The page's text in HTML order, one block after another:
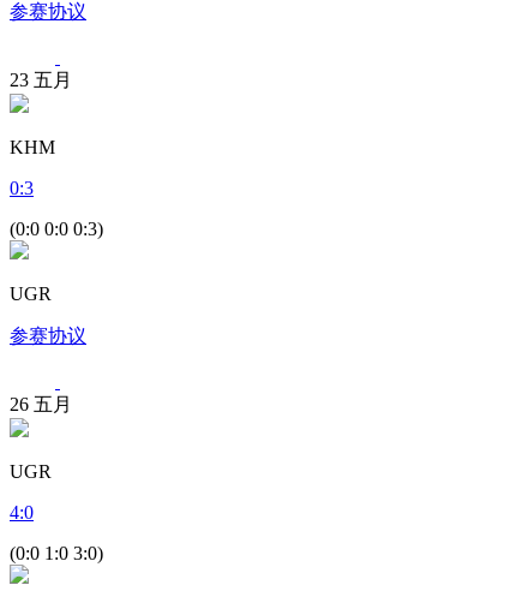
参赛协议
23 五月
KHM
0:3
(0:0 0:0 0:3)
UGR
参赛协议
26 五月
UGR
4:0
(0:0 1:0 3:0)